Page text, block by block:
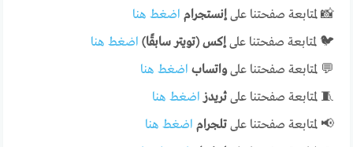
📸 لمتابعة صفحتنا علىإنستجرام اضغط هنا
🐦 لمتابعة صفحتنا علىإكس (تويتر سابقًا) اضغط هنا
💬 لمتابعة صفحتنا علىواتساب اضغط هنا
🧵 لمتابعة صفحتنا علىثريدز اضغط هنا
📢 لمتابعة صفحتنا علىتلجرام اضغط هنا